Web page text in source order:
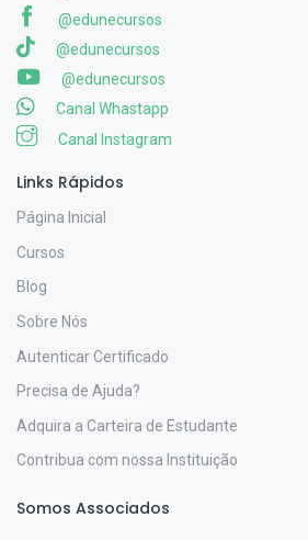
@edunecursos
@edunecursos
@edunecursos
Canal Whastapp
Canal Instagram
Links Rápidos
Página Inicial
Cursos
Blog
Sobre Nós
Autenticar Certificado
Precisa de Ajuda?
Adquira a Carteira de Estudante
Contribua com nossa Instituição
Somos Associados